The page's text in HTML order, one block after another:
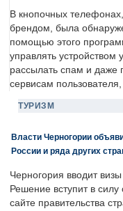
В кнопочных
брендом, была
помощью этого
управлять устройством
рассылать спам и даже
сервисам
ТУРИЗМ
Власти Черногории
России и ряда других
Черногория вводит
Решение вступит в
сайте правительства